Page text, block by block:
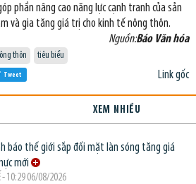
phần nâng cao năng lực cạnh tranh của sản
và gia tăng giá trị cho kinh tế nông thôn.
Nguồn:Báo Văn hóa
thôn tiêu biểu
Link gốc
Tweet
XEM NHIỀU
báo thế giới sắp đối mặt làn sóng tăng giá
mới
- 10:29 06/08/2026